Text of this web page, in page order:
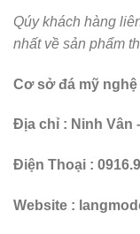
Qúy khách hàng
nhất về sản phẩm
Cơ sở đá mỹ
Địa chỉ : Ninh Vân
Điện Thoại :
Website :